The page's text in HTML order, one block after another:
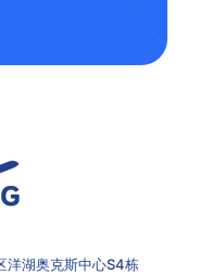
洋湖奥克斯中心S4栋